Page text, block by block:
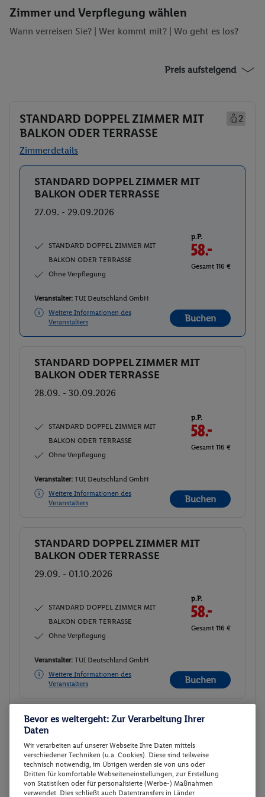
Zimmer und Verpflegung wählen
Wann verreisen Sie? | Wer kommt mit? | Wo geht es los?
Preis aufsteigend
STANDARD DOPPEL ZIMMER MIT
BALKON ODER TERRASSE
2
Zimmerdetails
Buchen
STANDARD DOPPEL ZIMMER MIT
BALKON ODER TERRASSE
27.09. - 29.09.2026
STANDARD DOPPEL ZIMMER MIT
BALKON ODER TERRASSE
Ohne Verpflegung
p.P.
58.-
Gesamt 116 €
Veranstalter: TUI Deutschland GmbH
Weitere Informationen des
Veranstalters
Buchen
Buchen
STANDARD DOPPEL ZIMMER MIT
BALKON ODER TERRASSE
28.09. - 30.09.2026
STANDARD DOPPEL ZIMMER MIT
BALKON ODER TERRASSE
Ohne Verpflegung
p.P.
58.-
Gesamt 116 €
Veranstalter: TUI Deutschland GmbH
Weitere Informationen des
Veranstalters
Buchen
Buchen
STANDARD DOPPEL ZIMMER MIT
BALKON ODER TERRASSE
29.09. - 01.10.2026
STANDARD DOPPEL ZIMMER MIT
BALKON ODER TERRASSE
Ohne Verpflegung
p.P.
58.-
Gesamt 116 €
Veranstalter: TUI Deutschland GmbH
Weitere Informationen des
Veranstalters
Buchen
30 weitere Angebote anzeigen
Doppelzimmer
Zimmerdetails
Bevor es weitergeht: Zur Verarbeitung Ihrer
Daten
Wir verarbeiten auf unserer Webseite Ihre Daten mittels
verschiedener Techniken (u.a. Cookies). Diese sind teilweise
technisch notwendig, im Übrigen werden sie von uns oder
Dritten für komfortable Webseiteneinstellungen, zur Erstellung
von Statistiken oder für personalisierte (Werbe-) Maßnahmen
verwendet. Dies schließt auch Datentransfers in Länder